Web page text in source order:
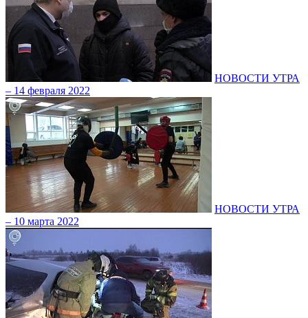
НОВОСТИ УТРА
– 14 февраля 2022
НОВОСТИ УТРА
– 10 марта 2022